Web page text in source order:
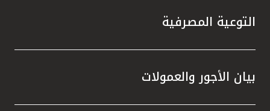
التوعية المصرفية
بيان الأجور والعمولات